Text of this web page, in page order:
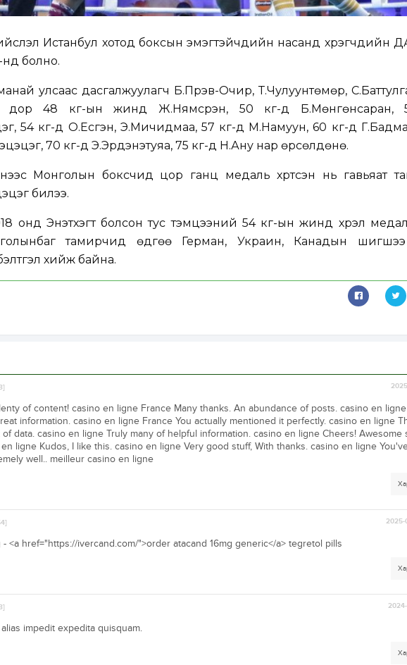
Истанбул хотод боксын эмэгтэйчүүдийн насанд хүрэгчдийн
болно.
улсаас дасгалжуулагч Б.Пүрэв-Очир, Т.Чулуунтөмөр,
дор 48 кг-ын жинд Ж.Нямсүрэн, 50 кг-д Б.Мөнгөнсаран,
54 кг-д О.Есүгэн, Э.Мичидмаа, 57 кг-д М.Намуун, 60 кг-д
70 кг-д Э.Эрдэнэтуяа, 75 кг-д Н.Ану нар өрсөлдөнө.
Монголын боксчид цор ганц медаль хүртсэн нь гавьяат
билээ.
онд Энэтхэгт болсон тус тэмцээний 54 кг-ын жинд хүрэл
тамирчид өдгөө Герман, Украин, Канадын шигшээ
хийж байна.
of content! casino en ligne France Many thanks. An abundance of posts. casino en
information. casino en ligne France You actually mentioned it perfectly. casino en ligne
data. casino en ligne Truly many of helpful information. casino en ligne Cheers! Awesome
ligne Kudos, I like this. casino en ligne Very good stuff, With thanks. casino en ligne
well.. meilleur casino en ligne
2025-
<a href="https://ivercand.com/">order atacand 16mg generic</a> tegretol pills
impedit expedita quisquam.